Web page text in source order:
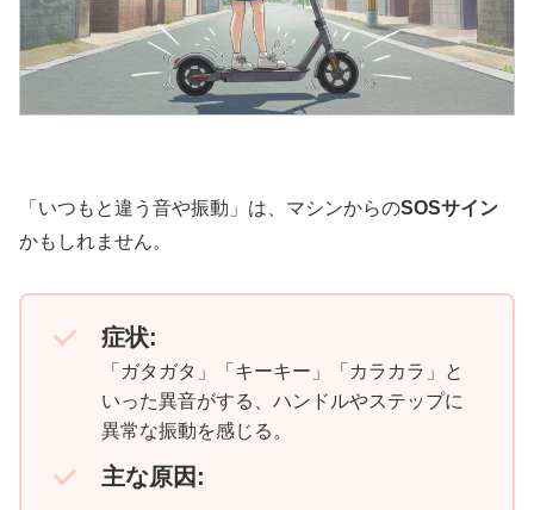
「いつもと違う音や振動」は、マシンからのSOSサイン
かもしれません。
症状:
「ガタガタ」「キーキー」「カラカラ」と
いった異音がする、ハンドルやステップに
異常な振動を感じる。
主な原因: